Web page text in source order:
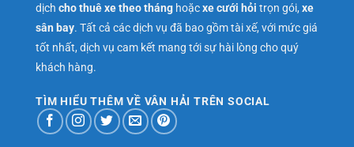
dịch cho thuê xe theo tháng hoặcxe cưới hỏi trọn gói, xe
sân bay. Tất cả các dịch vụ đã bao gồm tài xế, với mức giá
tốt nhất, dịch vụ cam kết mang tới sự hài lòng cho quý
khách hàng.
TÌM HIỂU THÊM VỀ VÂN HẢI TRÊN SOCIAL